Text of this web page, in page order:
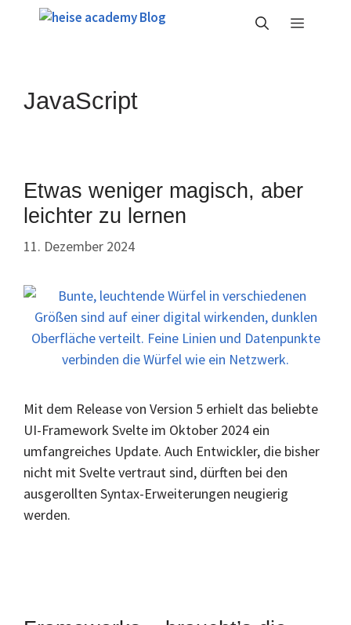
Menü
JavaScript
Etwas weniger magisch, aber
leichter zu lernen
11. Dezember 2024
Mit dem Release von Version 5 erhielt das beliebte
UI-Framework Svelte im Oktober 2024 ein
umfangreiches Update. Auch Entwickler, die bisher
nicht mit Svelte vertraut sind, dürften bei den
ausgerollten Syntax-Erweiterungen neugierig
werden.